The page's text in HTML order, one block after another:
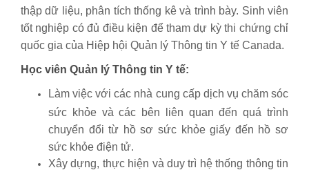
thập dữ liệu, phân tích thống kê và trình bày. Sinh viên
tốt nghiệp có đủ điều kiện để tham dự kỳ thi chứng chỉ
quốc gia của Hiệp hội Quản lý Thông tin Y tế Canada.
Học viên Quản lý Thông tin Y tế:
Làm việc với các nhà cung cấp dịch vụ chăm sóc
sức khỏe và các bên liên quan đến quá trình
chuyển đổi từ hồ sơ sức khỏe giấy đến hồ sơ
sức khỏe điện tử.
Xây dựng, thực hiện và duy trì hệ thống thông tin